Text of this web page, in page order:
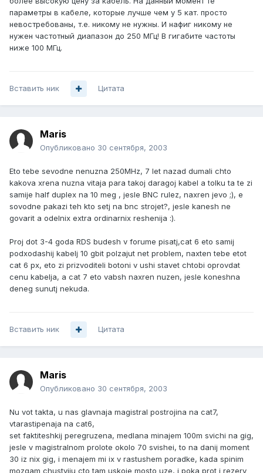
параметры в кабеле, которые лучше чем у 5 кат. просто
невостребованы, т.е. никому не нужны. И нафиг никому не
нужен частотный диапазон до 250 МГц! В гигабите частоты
ниже 100 МГц.
Вставить ник Цитата
Maris
Опубликовано 30 сентября, 2003
Eto tebe sevodne nenuzna 250MHz, 7 let nazad dumali chto
kakova xrena nuzna vitaja para takoj daragoj kabel a tolku ta te zi
samije half duplex na 10 meg , jesle BNC rulez, naxren jevo ;), e
sovodne pakazi teh kto setj na bnc strojet?, jesle kanesh ne
govarit a odelnix extra ordinarnix reshenija :).
Proj dot 3-4 goda RDS budesh v forume pisatj,cat 6 eto samij
podxodashij kabelj 10 gbit polzajut net problem, naxten tebe etot
cat 6 px, eto zi prizvoditeli botoni v ushi stavet chtobi oprovdat
cenu kabelja, a cat 7 eto vabsh naxren nuzen, jesle koneshna
deneg sunutj nekuda.
Вставить ник Цитата
Maris
Опубликовано 30 сентября, 2003
Nu vot takta, u nas glavnaja magistral postrojina na cat7,
vtarastipenaja na cat6,
set faktiteshkij peregruzena, medlana minajem 100m svichi na gig,
jesle v magistralnom prolote okolo 70 svishei, to na danij moment
30 iz nix gig, i menajem mi ix v rastushem poradke, kada spinim
mozgam chustviju cto tam uskoje mosto uze, i poka prot i rezerv